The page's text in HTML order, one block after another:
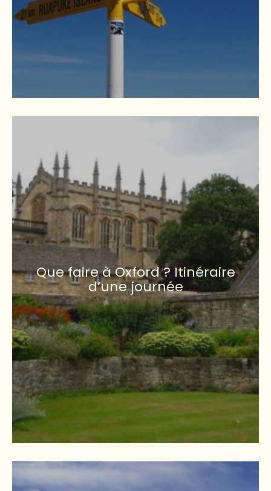
Que faire à Oxford ? Itinéraire
d’une journée